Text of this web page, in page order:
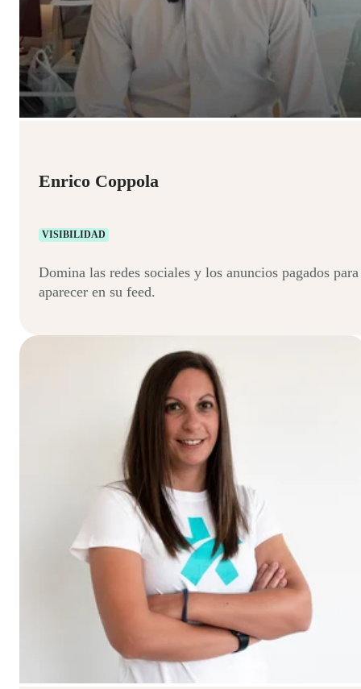
Enrico Coppola
VISIBILIDAD
Domina las redes sociales y los anuncios pagados para
aparecer en su feed.